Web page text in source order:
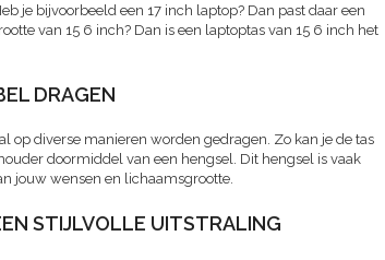
je bijvoorbeeld een 17 inch laptop? Dan past daar een
van 15 6 inch? Dan is een laptoptas van 15 6 inch het
DRAGEN
op diverse manieren worden gedragen. Zo kan je de tas
doormiddel van een hengsel. Dit hengsel is vaak
jouw wensen en lichaamsgrootte.
STIJLVOLLE UITSTRALING